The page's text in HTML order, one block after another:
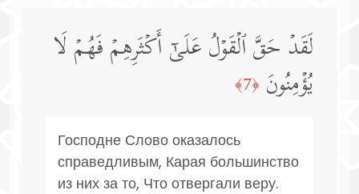
لَقَدۡ حَقَّ ٱلۡقَوۡلُ عَلَىٰۤ أَكۡثَرِهِمۡ فَهُمۡ لَا
یُؤۡمِنُونَ ﴿7﴾
Господне Слово оказалось
справедливым, Карая большинство
из них за то, Что отвергали веру.